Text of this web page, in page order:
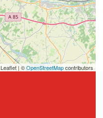
Leaflet | ©OpenStreetMapcontributors